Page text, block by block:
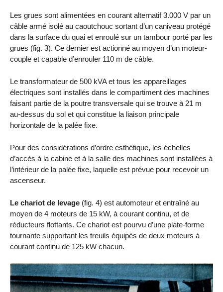
Les grues sont alimentées en courant alternatif 3.000 V par un
câble armé isolé au caoutchouc sortant d’un caniveau protégé
dans la surface du quai et enroulé sur un tambour porté par les
grues (fig. 3). Ce dernier est actionné au moyen d’un moteur-
couple et capable d’enrouler 110 m de câble.
Le transformateur de 500 kVA et tous les appareillages
électriques sont installés dans le compartiment des machines
faisant partie de la poutre transversale qui se trouve à 21 m
au-dessus du sol et qui constitue la liaison principale
horizontale de la palée fixe.
Pour des considérations d’ordre esthétique, les échelles
d’accès à la cabine et à la salle des machines sont installées à
l’intérieur de la palée fixe, laquelle est prévue pour recevoir un
ascenseur.
Le chariot de levage (fig. 4) est automoteur et entraîné au
moyen de 4 moteurs de 15 kW, à courant continu, et de
réducteurs flottants. Ce chariot est pourvu d’une plate-forme
tournante supportant les treuils équipés de deux moteurs à
courant continu de 125 kW chacun.